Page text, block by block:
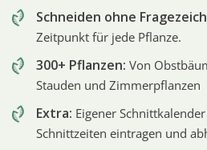
Schneiden ohne
Zeitpunkt für jede Pflanze.
300+ Pflanzen: Von
Stauden und Zimmerpflanzen
Extra: Eigener
Schnittzeiten eintragen und